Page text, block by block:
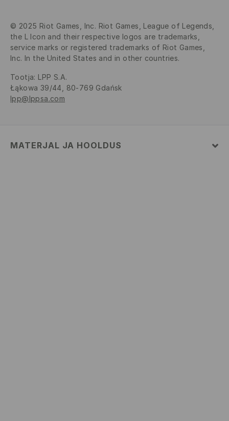
© 2025 Riot Games, Inc. Riot Games, League of Legends,
the L Icon and their respective logos are trademarks,
service marks or registered trademarks of Riot Games,
Inc. In the United States and in other countries.
Tootja: LPP S.A.
Łąkowa 39/44, 80-769 Gdańsk
lpp@lppsa.com
MATERJAL JA HOOLDUS